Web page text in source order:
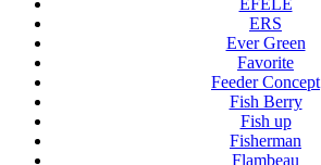
EFELE
ERS
Ever Green
Favorite
Feeder Concept
Fish Berry
Fish up
Fisherman
Flambeau